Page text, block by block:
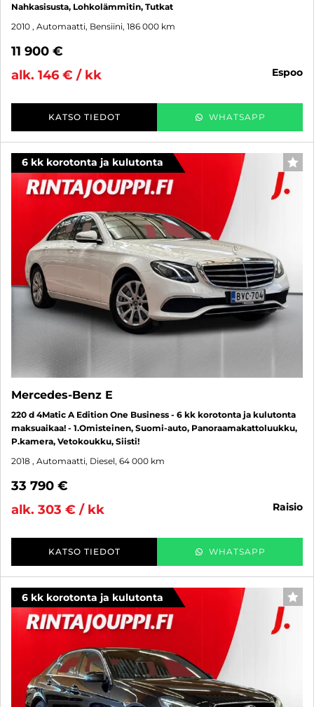
Nahkasisusta, Lohkolämmitin, Tutkat
2010 , Automaatti, Bensiini, 186 000 km
11 900 €
alk. 146 € / kk
espoo
KATSO TIEDOT WHATSAPP
6 kk korotonta ja kulutonta
Mercedes-Benz E
220 d 4Matic A Edition One Business - 6 kk korotonta ja kulutonta
maksuaikaa! - 1.Omisteinen, Suomi-auto, Panoraamakattoluukku,
P.kamera, Vetokoukku, Siisti!
2018 , Automaatti, Diesel, 64 000 km
33 790 €
alk. 303 € / kk
raisio
KATSO TIEDOT WHATSAPP
6 kk korotonta ja kulutonta